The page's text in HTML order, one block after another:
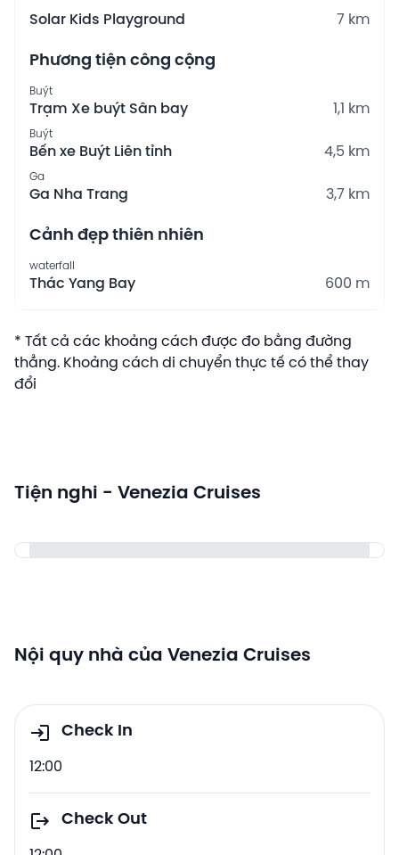
Solar Kids Playground
7 km
Phương tiện công cộng
Buýt
Trạm Xe buýt Sân bay 1,1 km
Buýt
Bến xe Buýt Liên tỉnh 4,5 km
Ga
Ga Nha Trang 3,7 km
Cảnh đẹp thiên nhiên
waterfall
Thác Yang Bay 600 m
* Tất cả các khoảng cách được đo bằng đường
thẳng. Khoảng cách di chuyển thực tế có thể thay
đổi
Tiện nghi - Venezia Cruises
Nội quy nhà của Venezia Cruises
Check In
12:00
Check Out